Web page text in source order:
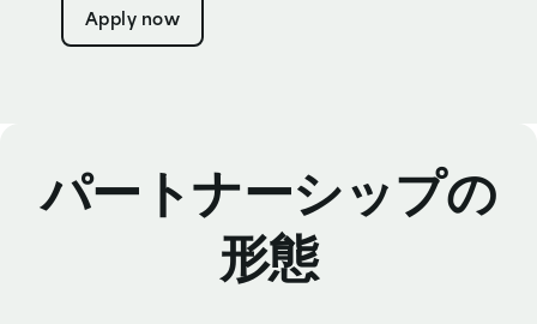
Apply now
パートナーシップの
形態